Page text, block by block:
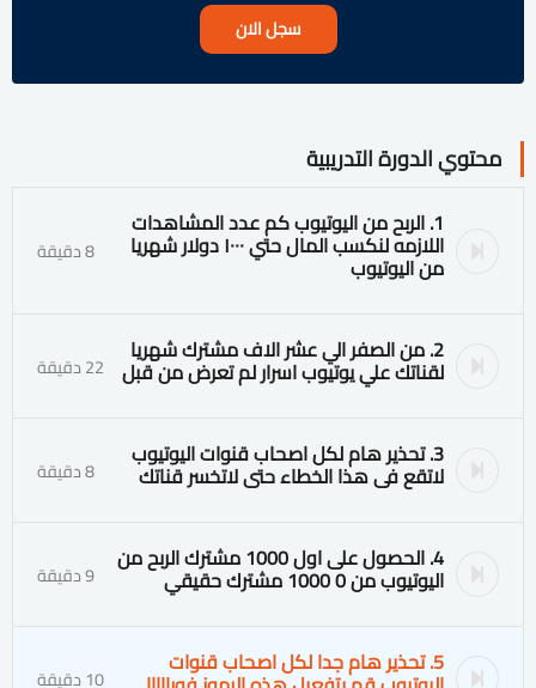
سجل الان
محتوي الدورة التدريبية
1. الربح من اليوتيوب كم عدد المشاهدات
اللازمه لنكسب المال حتي ١٠٠٠ دولار شهريا
من اليوتيوب 8 دقيقة
2. من الصفر الي عشر الاف مشترك شهريا
لقناتك علي يوتيوب اسرار لم تعرض من قبل 22 دقيقة
3. تحذير هام لكل اصحاب قنوات اليوتيوب
لاتقع فى هذا الخطاء حتى لاتخسر قناتك 8 دقيقة
4. الحصول على اول 1000 مشترك الربح من
اليوتيوب من 0 1000 مشترك حقيقي 9 دقيقة
5. تحذير هام جدا لكل اصحاب قنوات 10 دقيقة